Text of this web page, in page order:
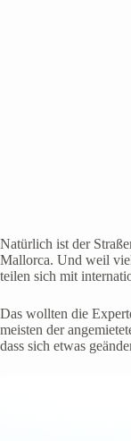
Natürlich ist der
Mallorca. Und weil
teilen sich mit
Das wollten die
meisten der
dass sich etwas